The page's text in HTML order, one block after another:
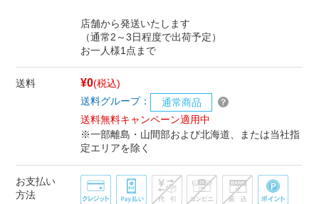
店舗から発送いたします
（通常2～3日程度で出荷予定）
お一人様1点まで
送料 ¥0(税込)
送料グループ：
通常商品
送料無料キャンペーン適用中
※一部離島・山間部および北海道、または当社指
定エリアを除く
お支払い
方法